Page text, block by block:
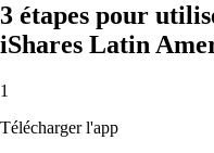
3 étapes pour
iShares Latin
1
Télécharger l'app